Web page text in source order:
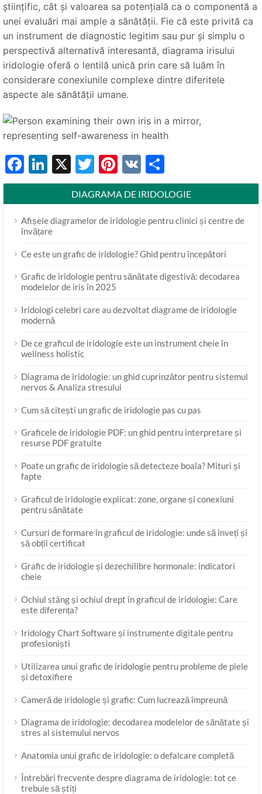
științific, cât și valoarea sa potențială ca o componentă a
unei evaluări mai ample a sănătății. Fie că este privită ca
un instrument de diagnostic legitim sau pur și simplu o
perspectivă alternativă interesantă, diagrama irisului
iridologie oferă o lentilă unică prin care să luăm în
considerare conexiunile complexe dintre diferitele
aspecte ale sănătății umane.
Facebook
LinkedIn
X Twitter
Pinterest
VK
DIAGRAMA DE IRIDOLOGIE
Afișele diagramelor de iridologie pentru clinici și centre de
învățare
Ce este un grafic de iridologie? Ghid pentru începători
Grafic de iridologie pentru sănătate digestivă: decodarea
modelelor de iris în 2025
Iridologi celebri care au dezvoltat diagrame de iridologie
modernă
De ce graficul de iridologie este un instrument cheie în
wellness holistic
Diagrama de iridologie: un ghid cuprinzător pentru sistemul
nervos & Analiza stresului
Cum să citești un grafic de iridologie pas cu pas
Graficele de iridologie PDF: un ghid pentru interpretare și
resurse PDF gratuite
Poate un grafic de iridologie să detecteze boala? Mituri și
fapte
Graficul de iridologie explicat: zone, organe și conexiuni
pentru sănătate
Cursuri de formare în graficul de iridologie: unde să înveți și
să obții certificat
Grafic de iridologie și dezechilibre hormonale: indicatori
cheie
Ochiul stâng și ochiul drept în graficul de iridologie: Care
este diferența?
Iridology Chart Software și instrumente digitale pentru
profesioniști
Utilizarea unui grafic de iridologie pentru probleme de piele
și detoxifiere
Cameră de iridologie și grafic: Cum lucrează împreună
Diagrama de iridologie: decodarea modelelor de sănătate și
stres al sistemului nervos
Anatomia unui grafic de iridologie: o defalcare completă
Întrebări frecvente despre diagrama de iridologie: tot ce
trebuie să știți